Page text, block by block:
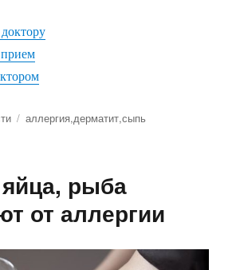
прием
Позначки
аллергия,дерматит,сыпь
рыба
от аллергии